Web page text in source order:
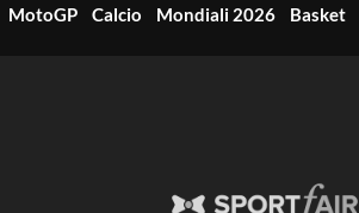
MotoGP Calcio Mondiali 2026 Basket